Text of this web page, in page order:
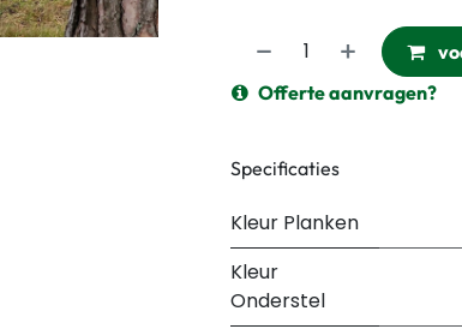
Offerte aanvragen?
Specificaties
Kleur Planken
Kleur
Onderstel